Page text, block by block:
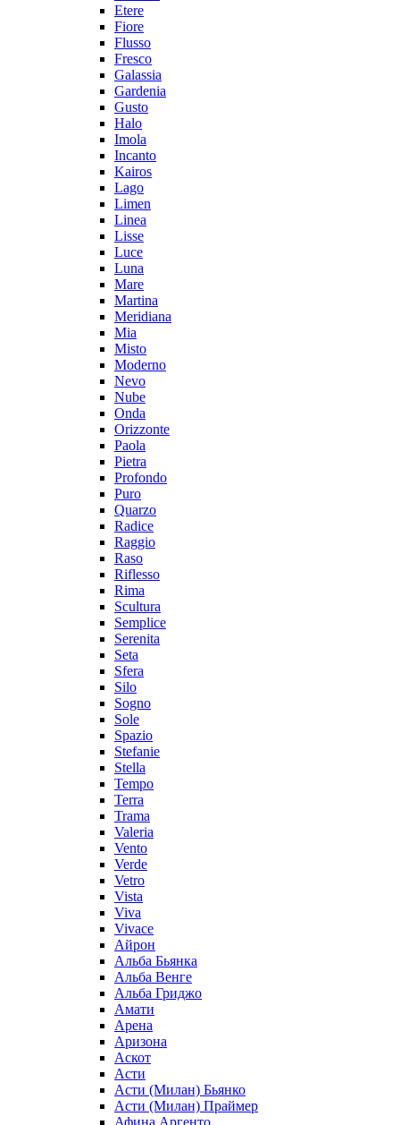
Etere
Fiore
Flusso
Fresco
Galassia
Gardenia
Gusto
Halo
Imola
Incanto
Kairos
Lago
Limen
Linea
Lisse
Luce
Luna
Mare
Martina
Meridiana
Mia
Misto
Moderno
Nevo
Nube
Onda
Orizzonte
Paola
Pietra
Profondo
Puro
Quarzo
Radice
Raggio
Raso
Riflesso
Rima
Scultura
Semplice
Serenita
Seta
Sfera
Silo
Sogno
Sole
Spazio
Stefanie
Stella
Tempo
Terra
Trama
Valeria
Vento
Verde
Vetro
Vista
Viva
Vivace
Айрон
Альба Бьянка
Альба Венге
Альба Гриджо
Амати
Арена
Аризона
Аскот
Асти
Асти (Милан) Бьянко
Асти (Милан) Праймер
Афина Аргенто